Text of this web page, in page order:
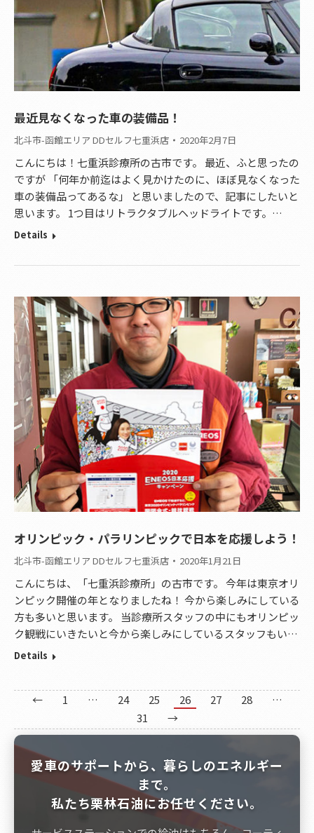
最近見なくなった車の装備品！
北斗市-函館エリア DDセルフ七重浜店 2020年2月7日
こんにちは！七重浜診療所の古市です。 最近、ふと思ったの
ですが 「何年か前迄はよく見かけたのに、ほぼ見なくなった
車の装備品ってあるな」 と思いましたので、記事にしたいと
思います。 1つ目はリトラクタブルヘッドライトです。…
Details
オリンピック・パラリンピックで日本を応援しよう！
北斗市-函館エリア DDセルフ七重浜店 2020年1月21日
こんにちは、「七重浜診療所」の古市です。 今年は東京オリ
ンピック開催の年となりましたね！ 今から楽しみにしている
方も多いと思います。 当診療所スタッフの中にもオリンピッ
ク観戦にいきたいと今から楽しみにしているスタッフもい…
Details
← 1 … 24 25 26 27 28
…
31
→
愛車のサポートから、暮らしのエネルギー
まで。
私たち栗林石油にお任せください。